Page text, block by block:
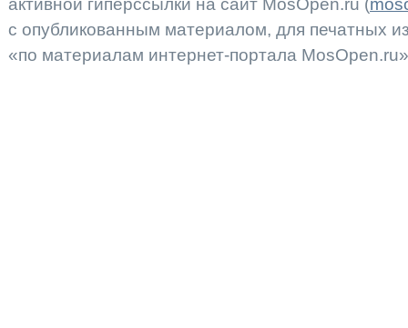
активной гиперссылки на сайт MosOpen.ru (
с опубликованным материалом, для печатных
«по материалам интернет-портала